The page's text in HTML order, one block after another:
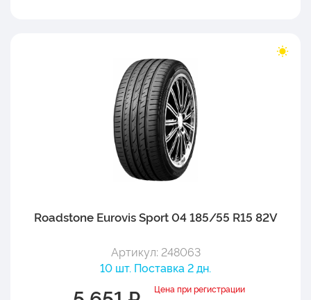
Roadstone Eurovis Sport 04 185/55 R15 82V
Артикул: 248063
10 шт. Поставка 2 дн.
Цена при регистрации